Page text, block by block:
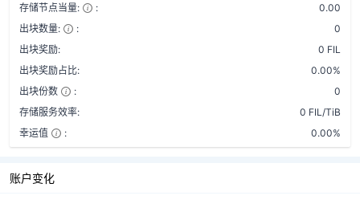
存储节点当量:
:
0.00
出块数量:
:
0
出块奖励:
0 FIL
出块奖励占比:
0.00%
出块份数
:
0
存储服务效率:
0 FIL/TiB
幸运值
: 0.00%
账户变化